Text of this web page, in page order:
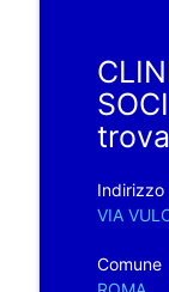
Indirizzo
VIA
Comune